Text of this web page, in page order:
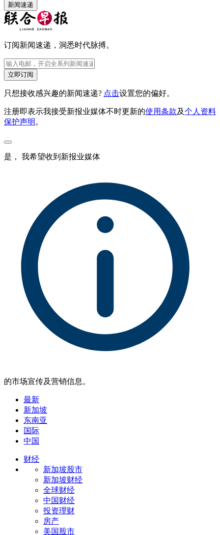
新闻速递
订阅新闻速递，洞悉时代脉搏。
立即订阅
只想接收感兴趣的新闻速递? 点击设置您的偏好。
注册即表示我接受新报业媒体不时更新的使用条款及个人资料
保护声明 。
是， 我希望收到新报业媒体
的市场宣传及营销信息。
最新
新加坡
东南亚
国际
中国
财经
新加坡股市
新加坡财经
全球财经
中国财经
投资理财
房产
美国股市